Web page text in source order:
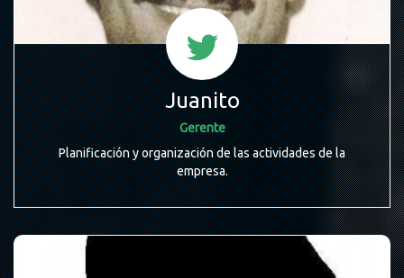
Juanito
Gerente
Planificación y organización de las actividades de la
empresa.